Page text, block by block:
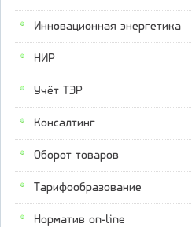
Инновационная энергетика
НИР
Учёт ТЭР
Консалтинг
Оборот товаров
Тарифообразование
Норматив on-line